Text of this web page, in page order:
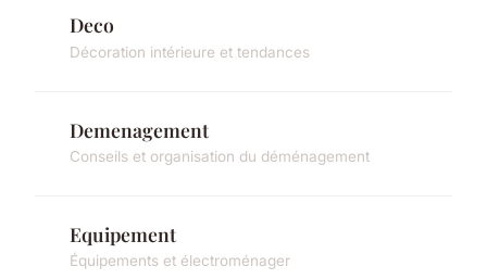
Deco
Décoration intérieure et tendances
Demenagement
Conseils et organisation du déménagement
Equipement
Équipements et électroménager